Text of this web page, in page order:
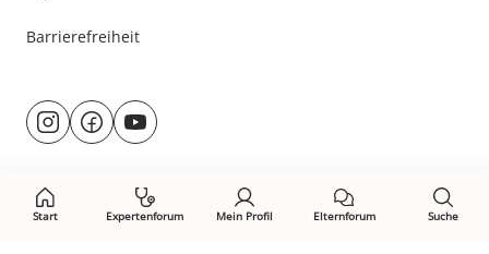
Start Expertenforum Mein Profil Elternforum Suche
Barrierefreiheit
Besuche
uns@rund.ums.baby
facebook.com/rundumsbaby.de
youtube.com/@rundumsbaby_